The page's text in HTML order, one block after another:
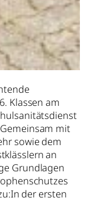
Klassen am
mit
sowie dem
an
Grundlagen
der ersten